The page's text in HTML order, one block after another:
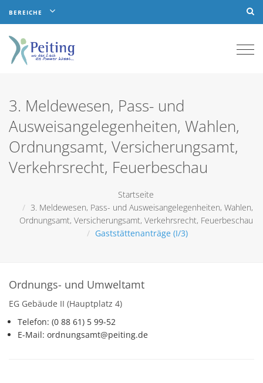
BEREICHE
3. Meldewesen, Pass- und
Ausweisangelegenheiten, Wahlen,
Ordnungsamt, Versicherungsamt,
Verkehrsrecht, Feuerbeschau
Startseite
3. Meldewesen, Pass- und Ausweisangelegenheiten, Wahlen,
Ordnungsamt, Versicherungsamt, Verkehrsrecht, Feuerbeschau
Gaststättenanträge (I/3)
Ordnungs- und Umweltamt
EG Gebäude II (Hauptplatz 4)
Telefon: (0 88 61) 5 99-52
E-Mail: ordnungsamt@peiting.de